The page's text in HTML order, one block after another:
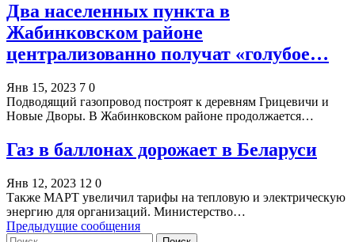
Два населенных пункта в
Жабинковском районе
централизованно получат «голубое…
Янв 15, 2023 7 0
Подводящий газопровод построят к деревням Грицевичи и
Новые Дворы. В Жабинковском районе продолжается…
Газ в баллонах дорожает в Беларуси
Янв 12, 2023 12 0
Также МАРТ увеличил тарифы на тепловую и электрическую
энергию для организаций. Министерство…
Предыдущие сообщения